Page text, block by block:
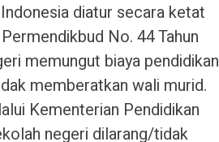
diatur secara ketat
No. 44 Tahun
memungut biaya pendidikan
memberatkan wali murid.
Kementerian Pendidikan
negeri dilarang/tidak